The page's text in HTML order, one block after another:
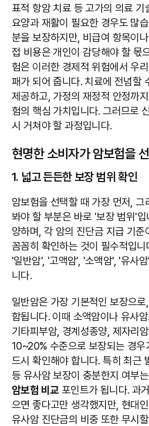
표적 항암 치료 등 고가의 의료 기
요양과 재활이 필요한 경우도 많
분을 보장하지만, 비급여 항목이
접 비용은 개인이 감당해야 할 몫
험은 이러한 경제적 위험에서 우
패가 되어 줍니다. 치료에 전념할
제공하고, 가정의 재정적 안정까
험의 핵심 가치입니다. 그러므로
시 거쳐야 할 과정입니다.
현명한 소비자가 암보험을
1. 넓고 든든한 보장 범위 확인
암보험을 선택할 때 가장 먼저, 그
봐야 할 부분은 바로 '보장 범위'
양하며, 각 암의 진단금 지급 기준
꼼꼼히 확인하는 것이 필수적입
'일반암', '고액암', '소액암', '유사
니다.
일반암은 가장 기본적인 보장으
함됩니다. 이때 소액암이나 유사
기타피부암, 경계성종양, 제자리
10~20% 수준으로 보장되는 경우
드시 확인해야 합니다. 특히 최근
등 유사암 보장이 충분한지 여부
암보험 비교 포인트가 됩니다. 과
으면 좋다고만 생각했지만, 현대
유사암 진단금의 비중 또한 무시